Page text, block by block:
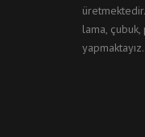
lama, çubuk,
yapmaktayız.